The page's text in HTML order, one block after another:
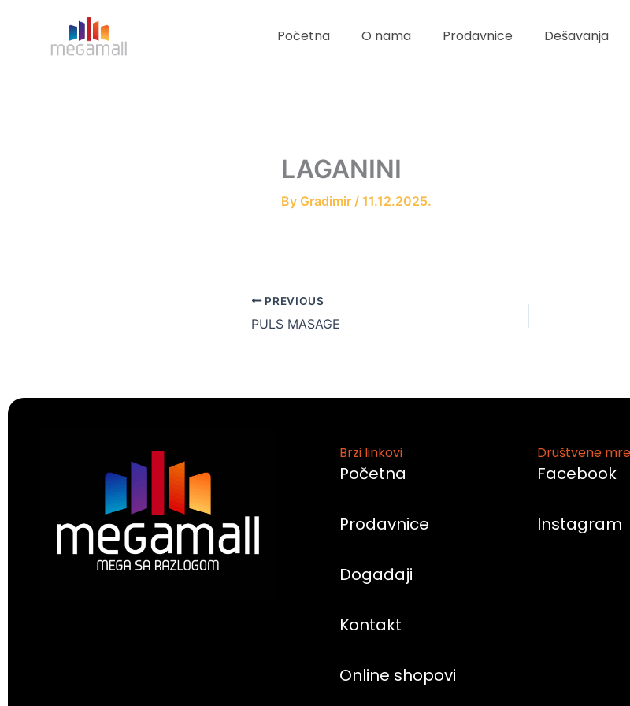
Početna O nama Prodavnice Dešavanja
LAGANINI
By Gradimir / 11.12.2025.
PREVIOUS
PULS MASAGE
Brzi linkovi
Početna
Prodavnice
Događaji
Kontakt
Online shopovi
Društvene
Facebook
Instagram